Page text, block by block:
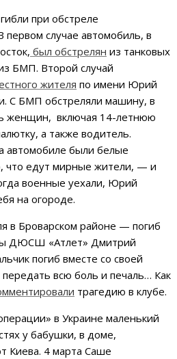
при обстреле
случае автомобиль, в
был обстрелян из танковых
БМП. Второй случай
жителя по имени Юрий
С БМП обстреляли машину, в
женщин, включая 14-летнюю
а также водитель.
автомобиле были белые
что едут мирные жители, — и
военные уехали, Юрий
на огороде.
в Броварском районе — погиб
ДЮСШ «Атлет» Дмитрий
погиб вместе со своей
всю боль и печаль… Как
трагедию в клубе.
в Украине маленький
у бабушки, в доме,
Киева. 4 марта Саше